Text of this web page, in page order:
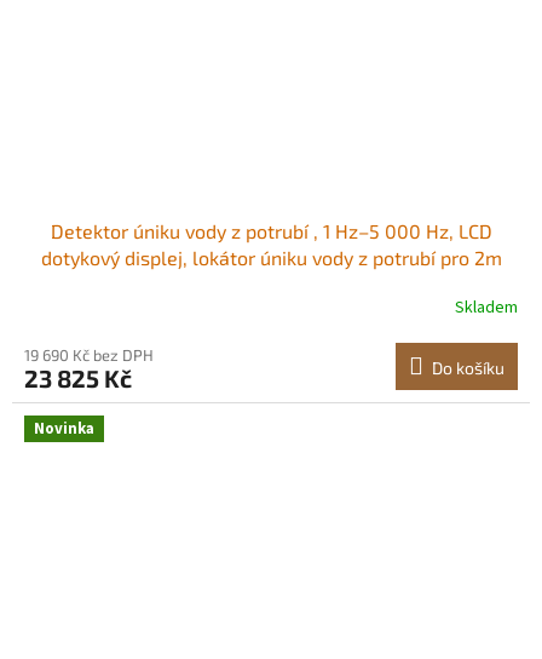
Detektor úniku vody z potrubí , 1 Hz–5 000 Hz, LCD
dotykový displej, lokátor úniku vody z potrubí pro 2m
tyčemi, sluchátky, 8GB kartou a přepravním pouzdrem
Dvojité režimy detekce Odolný
Skladem
19 690 Kč bez DPH
23 825 Kč Do košíku
Novinka